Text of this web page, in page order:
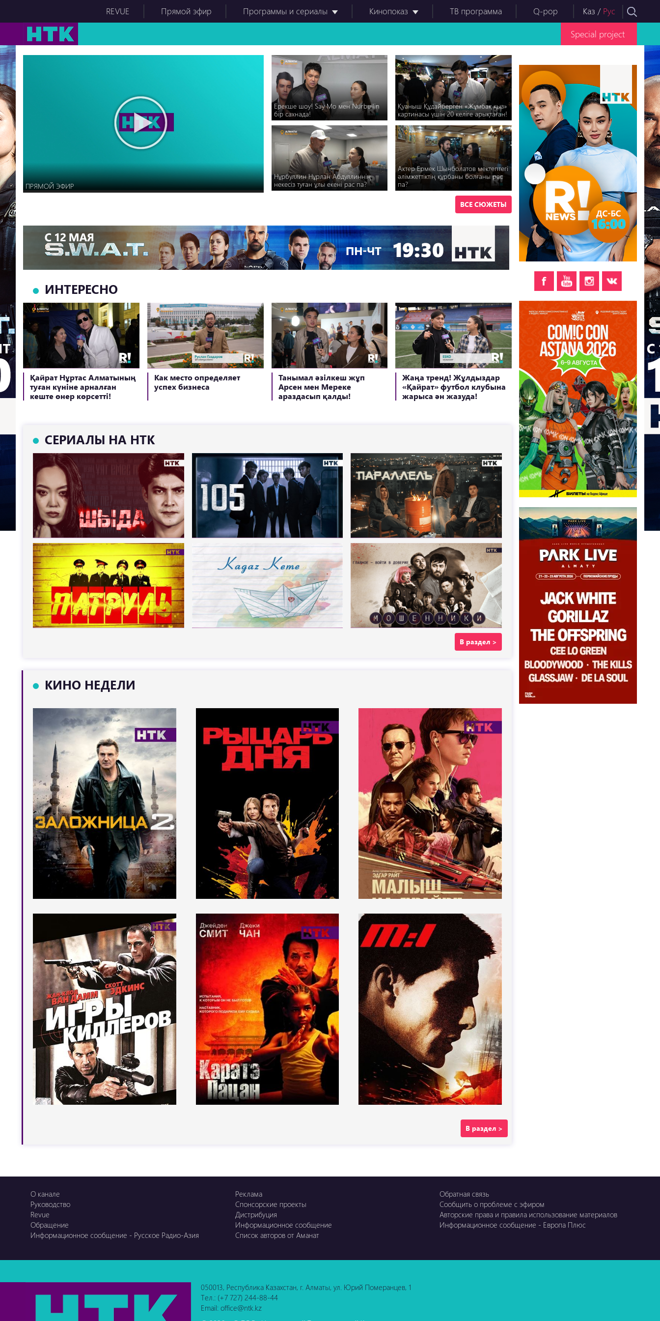
Каз / Рус
REVUE Прямой эфир Программы и сериалы Кинопоказ ТВ программа Q-pop
Special project
ПРЯМОЙ ЭФИР
Ерекше шоу! Say Mo мен Nurbullin
бір сахнада!
Қуаныш Құдайберген «Жұмбақ қыз»
картинасы үшін 20 келіге арықтаған!
Нұрбуллин Нұрлан Абдуллиннің
некесіз туған ұлы екені рас па?
Актер Ермек Шынболатов мектептегі
әлімжеттіктің құрбаны болғаны рас
па?
ВСЕ СЮЖЕТЫ
ИНТЕРЕСНО
Қайрат Нұртас Алматының
туған күніне арналған
кеште өнер көрсетті!
Как место определяет
успех бизнеса
Танымал әзілкеш жұп
Арсен мен Мереке
араздасып қалды!
Жаңа тренд! Жұлдыздар
«Қайрат» футбол клубына
жарыса ән жазуда!
СЕРИАЛЫ НА НТК
В раздел >
КИНО НЕДЕЛИ
В раздел >
О канале
Руководство
Revue
Обращение
Реклама
Спонсорские проекты
Обратная связь
Сообщить о проблеме с эфиром
Дистрибуция
Авторские права и правила использование материалов
Информационное сообщение
Информационное сообщение - Европа Плюс
Информационное сообщение - Русское Радио-Азия
Список авторов от Аманат
050013, Республика Казахстан, г. Алматы, ул. Юрий Померанцев, 1
Тел.: (+7 727) 244-88-44
Email: office@ntk.kz